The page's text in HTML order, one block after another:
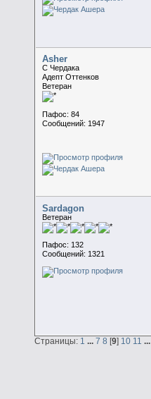
Asher
C Чердака
Адепт Оттенков
Ветеран
Пафос: 84
Сообщений: 1947
Sardagon
Ветеран
Пафос: 132
Сообщений: 1321
Страницы: 1 7 8 [9] 10 11